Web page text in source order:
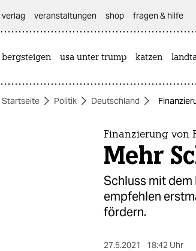
themen
verlag
veranstaltungen shop fragen & hilfe
bergsteigen usa unter trump katzen
Startseite Politik Deutschland
Finanzierung von
Mehr
Schluss mit dem
empfehlen
fördern.
27.5.2021 18:42 Uhr